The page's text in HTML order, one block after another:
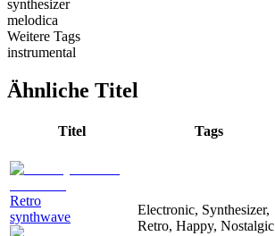
synthesizer
melodica
Weitere Tags
instrumental
Ähnliche Titel
Titel Tags
Retro
synthwave
Electronic, Synthesizer,
Retro, Happy, Nostalgic